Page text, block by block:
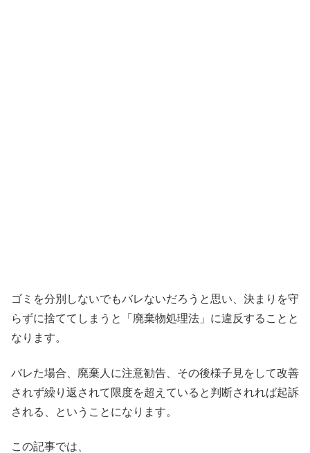
ゴミを分別しないでもバレないだろうと思い、決まりを守
らずに捨ててしまうと「廃棄物処理法」に違反することと
なります。
バレた場合、廃棄人に注意勧告、その後様子見をして改善
されず繰り返されて限度を超えていると判断されれば起訴
される、ということになります。
この記事では、